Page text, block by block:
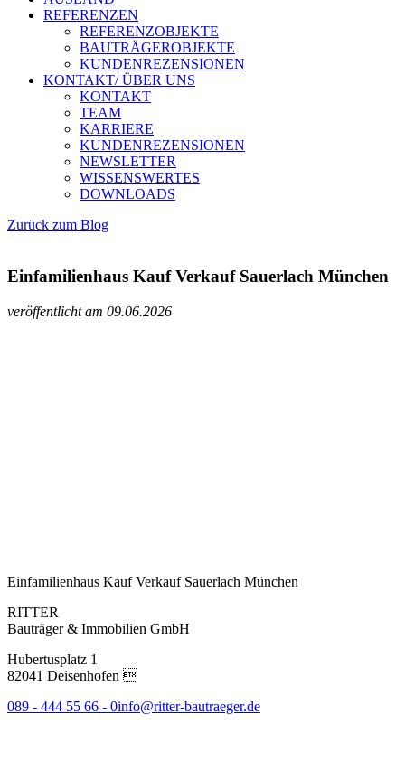
REFERENZEN
REFERENZOBJEKTE
BAUTRÄGEROBJEKTE
KUNDENREZENSIONEN
KONTAKT/ ÜBER UNS
KONTAKT
TEAM
KARRIERE
KUNDENREZENSIONEN
NEWSLETTER
WISSENSWERTES
DOWNLOADS
Zurück zum Blog
Einfamilienhaus Kauf Verkauf Sauerlach München
veröffentlicht am 09.06.2026
Einfamilienhaus Kauf Verkauf Sauerlach München
RITTER
Bauträger & Immobilien GmbH
Hubertusplatz 1
82041 Deisenhofen 
089 - 444 55 66 - 0info@ritter-bautraeger.de